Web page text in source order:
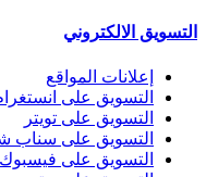
التسويق الالكتروني
إعلانات المواقع
التسويق على
التسويق على تويتر
التسويق على سناب
التسويق على فيسبوك